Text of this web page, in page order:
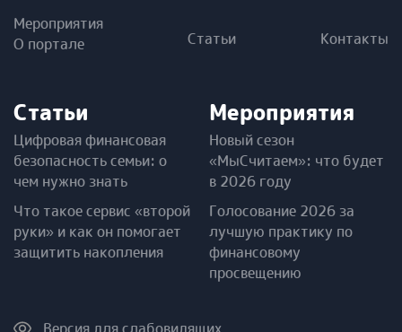
Мероприятия
О портале
Статьи Контакты
Статьи
Цифровая финансовая
безопасность семьи: о
чем нужно знать
Что такое сервис «второй
руки» и как он помогает
защитить накопления
Мероприятия
Новый сезон
«МыСчитаем»: что будет
в 2026 году
Голосование 2026 за
лучшую практику по
финансовому
просвещению